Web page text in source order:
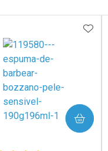
COMPRAR